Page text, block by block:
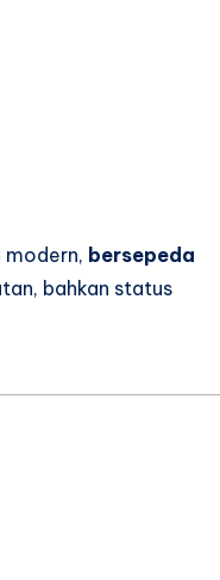
modern, bersepeda
bahkan status